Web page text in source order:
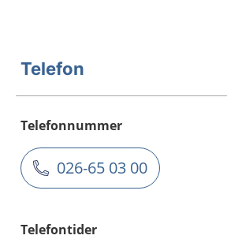
Telefon
Telefonnummer
026-65 03 00
Telefontider